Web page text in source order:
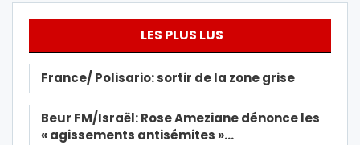
LES PLUS LUS
France/ Polisario: sortir de la zone grise
Beur FM/Israël: Rose Ameziane dénonce les
« agissements antisémites »…